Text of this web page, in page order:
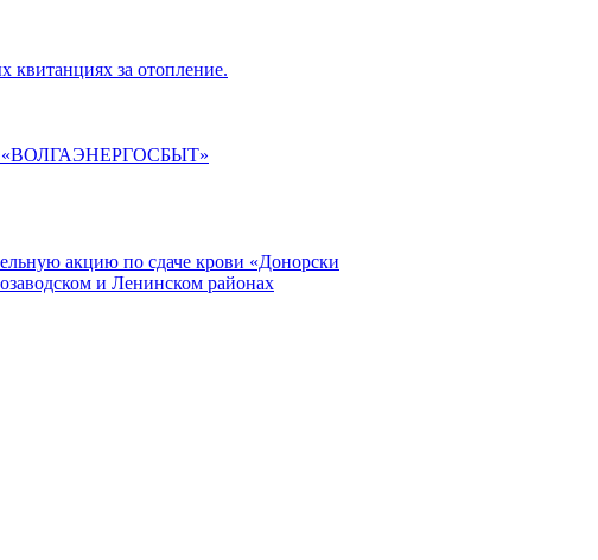
квитанциях за отопление.
акцию по сдаче крови «Донорски
и Ленинском районах